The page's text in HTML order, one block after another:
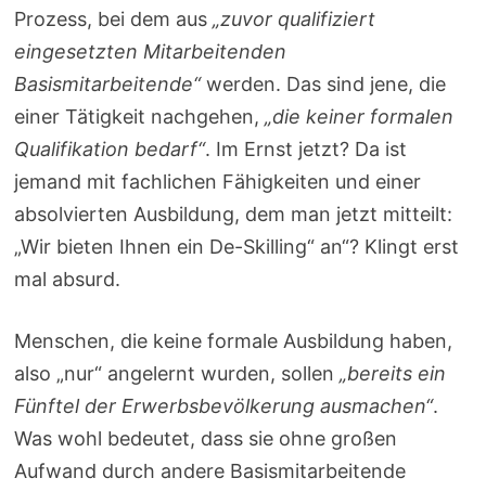
Prozess, bei dem aus„zuvor qualifiziert
eingesetzten Mitarbeitenden
Basismitarbeitende“werden. Das sind jene, die
einer Tätigkeit nachgehen,„die keiner formalen
Qualifikation bedarf“. Im Ernst jetzt? Da ist
jemand mit fachlichen Fähigkeiten und einer
absolvierten Ausbildung, dem man jetzt mitteilt:
„Wir bieten Ihnen ein De-Skilling“ an“? Klingt erst
mal absurd.
Menschen, die keine formale Ausbildung haben,
also „nur“ angelernt wurden, sollen„bereits ein
Fünftel der Erwerbsbevölkerung ausmachen“.
Was wohl bedeutet, dass sie ohne großen
Aufwand durch andere Basismitarbeitende